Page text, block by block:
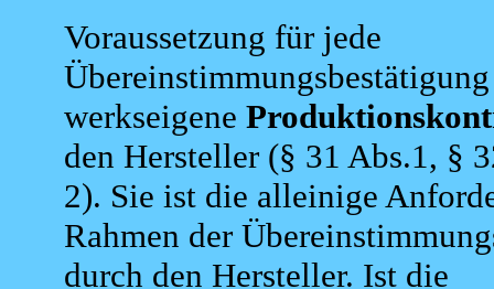
Voraussetzung für jede
werkseigene
den Hersteller (§ 31 Abs.1, §
2). Sie ist die alleinige
Rahmen der
durch den Hersteller. Ist die